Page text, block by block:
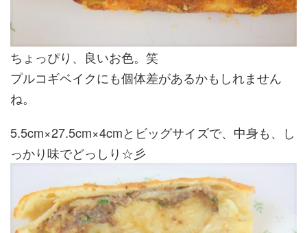
ちょっぴり、良いお色。笑
プルコギベイクにも個体差があるかもしれません
ね。
5.5cm×27.5cm×4cmとビッグサイズで、中身も、し
っかり味でどっしり☆彡